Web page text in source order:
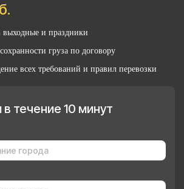
выходные и праздники
груза по договору
всех требований и правил перевозки
течение 10 минут